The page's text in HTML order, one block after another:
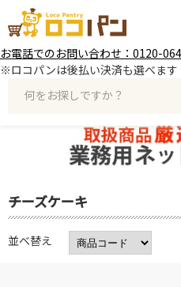
お電話でのお問い合わせ：0120-
※ロコパンは後払い決済も選べます
何をお探しですか？
チーズケーキ
並べ替え